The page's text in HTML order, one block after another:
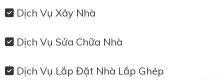
Dịch Vụ Xây Nhà
Dịch Vụ Sửa Chữa Nhà
Dịch Vụ Lắp Đặt Nhà Lắp Ghép